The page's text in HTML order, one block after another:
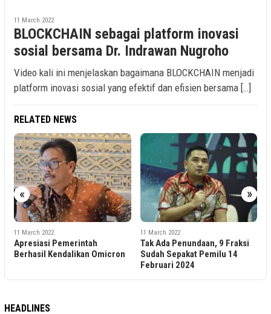
11 March 2022
BLOCKCHAIN sebagai platform inovasi
sosial bersama Dr. Indrawan Nugroho
Video kali ini menjelaskan bagaimana BLOCKCHAIN menjadi
platform inovasi sosial yang efektif dan efisien bersama […]
RELATED NEWS
« »
11 March 2022
Tak Ada Penundaan, 9 Fraksi
Sudah Sepakat Pemilu 14
11 March 2022
Kelangkaan Minyak
Berkepanjangan Bisa
Timbulkan Kegaduhan
HEADLINES